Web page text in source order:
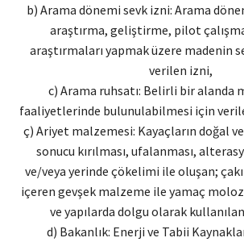
b) Arama dönemi sevk izni: Arama
araştırma, geliştirme, pilot
araştırmaları yapmak üzere madenin
verilen izni,
c) Arama ruhsatı: Belirli bir alanda
faaliyetlerinde bulunulabilmesi için
ç) Ariyet malzemesi: Kayaçların doğal
sonucu kırılması, ufalanması,
ve/veya yerinde çökelimi ile oluşan;
içeren gevşek malzeme ile yamaç
ve yapılarda dolgu olarak
d) Bakanlık: Enerji ve Tabii